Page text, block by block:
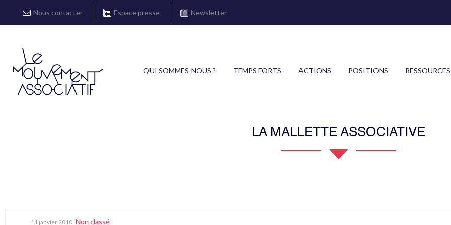
Nous contacter Espace presse Newsletter
QUI SOMMES-NOUS ? TEMPS FORTS ACTIONS POSITIONS RESSOURCES
LA MALLETTE ASSOCIATIVE
11 janvier 2010 Non classé